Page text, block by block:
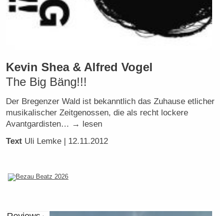
Kevin Shea & Alfred Vogel
The Big Bäng!!!
Der Bregenzer Wald ist bekanntlich das Zuhause etlicher
musikalischer Zeitgenossen, die als recht lockere
Avantgardisten… → lesen
Text Uli Lemke | 12.11.2012